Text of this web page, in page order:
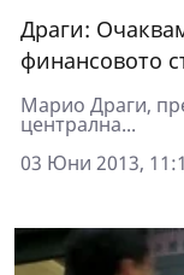
Драги:
финансовото
Марио Драги,
централна...
03 Юни 2013,